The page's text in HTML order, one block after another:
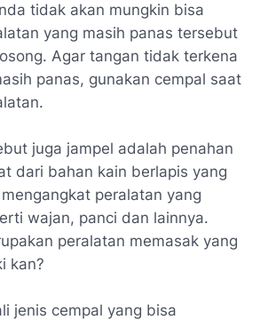
tidak akan mungkin bisa
yang masih panas tersebut
Agar tangan tidak terkena
panas, gunakan cempal saat
juga jampel adalah penahan
dari bahan kain berlapis yang
peralatan yang
wajan, panci dan lainnya.
peralatan memasak yang
kan?
jenis cempal yang bisa